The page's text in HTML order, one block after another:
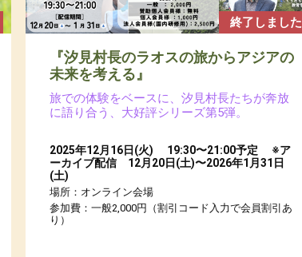
終了しました
『汐見村長のラオスの旅からアジアの
未来を考える』
旅での体験をベースに、汐見村長たちが奔放
に語り合う、大好評シリーズ第5弾。
2025年12月16日(火) 19:30〜21:00予定 ※ア
ーカイブ配信 12月20日(土)〜2026年1月31日
(土)
場所：オンライン会場
参加費：一般2,000円（割引コード入力で会員割引あ
り）